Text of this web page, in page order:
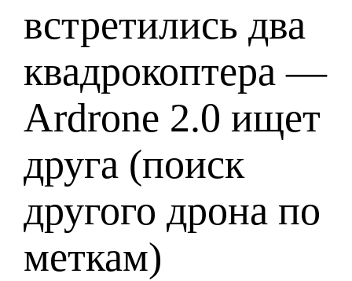
встретились два
квадрокоптера —
Ardrone 2.0 ищет
друга (поиск
другого дрона по
меткам)